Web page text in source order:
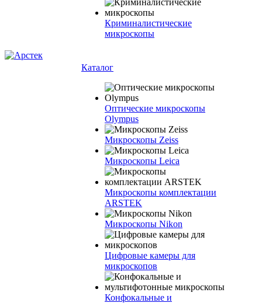
Криминалистические
микроскопы
Каталог
Оптические микроскопы
Olympus
Микроскопы Zeiss
Микроскопы Leica
Микроскопы комплектации
ARSTEK
Микроскопы Nikon
Цифровые камеры для
микроскопов
Конфокальные и